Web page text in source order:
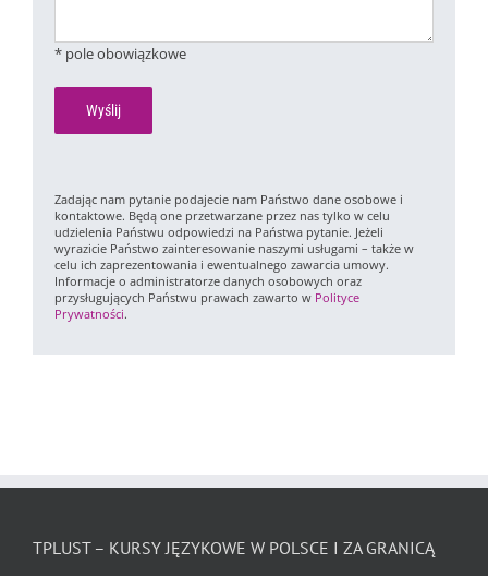
* pole obowiązkowe
Zadając nam pytanie podajecie nam Państwo dane osobowe i
kontaktowe. Będą one przetwarzane przez nas tylko w celu
udzielenia Państwu odpowiedzi na Państwa pytanie. Jeżeli
wyrazicie Państwo zainteresowanie naszymi usługami – także w
celu ich zaprezentowania i ewentualnego zawarcia umowy.
Informacje o administratorze danych osobowych oraz
przysługujących Państwu prawach zawarto w Polityce
Prywatności.
TPLUST – KURSY JĘZYKOWE W POLSCE I ZA GRANICĄ